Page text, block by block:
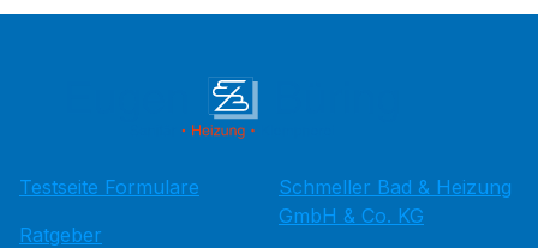
Testseite Formulare
Ratgeber
Schmeller Bad & Heizung
GmbH & Co. KG